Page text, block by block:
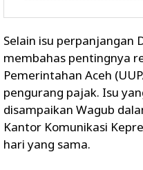
Selain isu perpanjangan
membahas pentingnya
Pemerintahan Aceh
pengurang pajak. Isu
disampaikan Wagub
Kantor Komunikasi
hari yang sama.